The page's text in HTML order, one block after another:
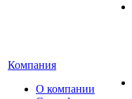
Компания
О компании